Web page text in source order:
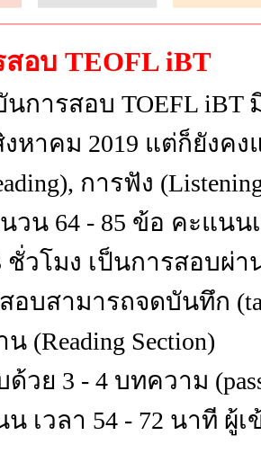
อบ TEOFL iBT
สอบ TOEFL iBT มี
หาคม 2019 แต่ก็ยังค
การฟัง
วน 64 - 85 ข้อ คะแนน
วโมง เป็นการสอบผ่
อบสามารถจดบันทึก
น (Reading Section)
ด้วย 3 - 4 บทความ
น เวลา 54 - 72 นาที